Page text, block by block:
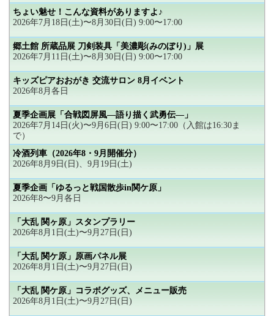
ちょい魅せ！こんな資料がありますよ♪
2026年7月18日(土)〜8月30日(日) 9:00〜17:00
郷土館 所蔵品展 刀剣装具「美濃彫(みのぼり)」展
2026年7月11日(土)〜8月30日(日) 9:00〜17:00
キッズピアおおがき 交流サロン 8月イベント
2026年8月各日
夏季企画展「合戦図屏風―語り描く武勇伝―」
2026年7月14日(火)〜9月6日(日) 9:00〜17:00（入館は16:30ま
で）
冷酒列車（2026年8・9月開催分）
2026年8月9日(日)、9月19日(土)
夏季企画「ゆるっと戦国散歩in関ケ原」
2026年8〜9月各日
「大乱 関ヶ原」スタンプラリー
2026年8月1日(土)〜9月27日(日)
「大乱 関ケ原」原画パネル展
2026年8月1日(土)〜9月27日(日)
「大乱 関ケ原」コラボグッズ、メニュー販売
2026年8月1日(土)〜9月27日(日)